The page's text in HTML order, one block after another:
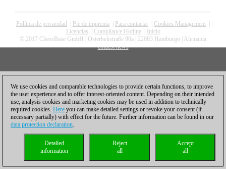
Política de privacidad Pie de imprenta Para contactar Cookies Management
Licencias
Compliance Hotline|
Inicio
© 2017 ChessBase GmbH | Osterbekstraße 90a | 22083 Hamburgo | Alemania
coldest news
We use cookies and comparable technologies to provide certain functions, to improve
the user experience and to offer interest-oriented content. Depending on their intended
use, analysis cookies and marketing cookies may be used in addition to technically
required cookies. Here you can make detailed settings or revoke your consent (if
necessary partially) with effect for the future. Further information can be found in our
data protection declaration.
Accept
all
Reject
all
Detailed
information